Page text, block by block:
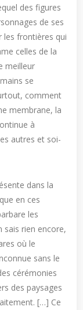
des figures
de ses
les frontières qui
celles de la
meilleur
se
comment
membrane, la
à
autres et soi-
dans la
en ces
les
sais rien encore,
où le
sans le
cérémonies
des paysages
[…] Ce